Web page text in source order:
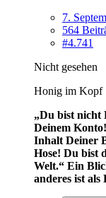
7.
564
#4.741
Nicht gesehen
Honig im Kopf
„Du bist nicht
Deinem
Inhalt Deiner
Hose! Du bist
Welt.“ Ein
anderes ist als